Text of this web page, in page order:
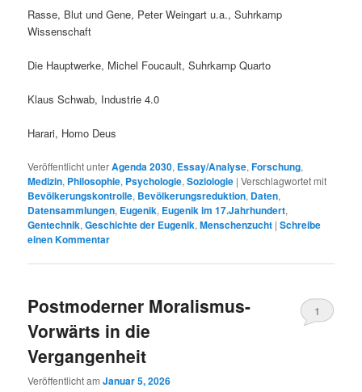
Rasse, Blut und Gene, Peter Weingart u.a., Suhrkamp
Wissenschaft
Die Hauptwerke, Michel Foucault, Suhrkamp Quarto
Klaus Schwab, Industrie 4.0
Harari, Homo Deus
Veröffentlicht unterAgenda 2030, Essay/Analyse,Forschung,
Medizin, Philosophie, Psychologie,Soziologie |Verschlagwortet mit
Bevölkerungskontrolle, Bevölkerungsreduktion, Daten,
Datensammlungen, Eugenik, Eugenik im 17.Jahrhundert,
Gentechnik,Geschichte der Eugenik,Menschenzucht |Schreibe
einen Kommentar
Postmoderner Moralismus-
Vorwärts in die
Vergangenheit
Veröffentlicht amJanuar 5, 2026
1